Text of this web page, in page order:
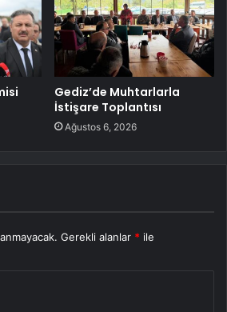
Gediz’de Muhtarlarla
İstişare Toplantısı
Ağustos 6, 2026
Gerekli alanlar * ile